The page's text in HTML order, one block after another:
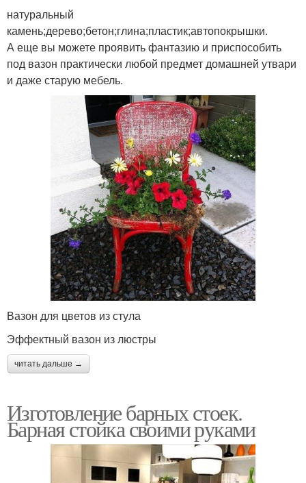
натуральный
камень;дерево;бетон;глина;пластик;автопокрышки.
А еще вы можете проявить фантазию и приспособить
под вазон практически любой предмет домашней утвари
и даже старую мебель.
Вазон для цветов из стула
Эффектный вазон из люстры
читать дальше →
Изготовление барных стоек.
Барная стойка своими руками